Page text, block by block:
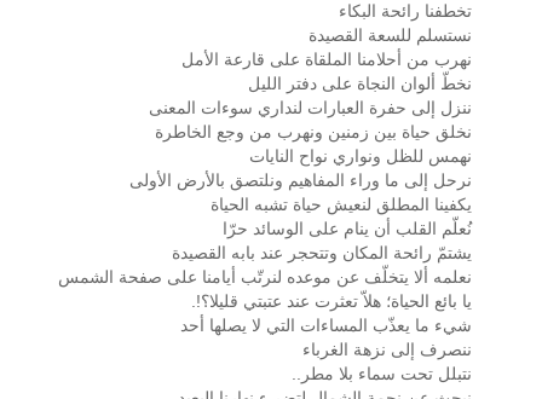
تخطفنا رائحة البكاء
نستسلم للسعة القصيدة
نهرب من أحلامنا الملقاة على قارعة الأمل
نخطّ ألوان النجاة على دفتر الليل
ننزل إلى حفرة العبارات لنداري سوءات المعنى
نخلق حياة بين زمنين ونهرب من وجع الخاطرة
نهمس للظل ونواري نواح النايات
نرحل إلى ما وراء المفاهيم ونلتصق بالأرض الأولى
يكفينا المطلق لنعيش حياة تشبه الحياة
نُعلّم القلب أن ينام على الوسائد حرّا
يشتمّ رائحة المكان وتتحجر عند بابه القصيدة
نعلمه ألا يتخلّف عن موعده لنرتّب أيامنا على صفحة الشمس
يا بائع الحياة؛ هلاّ تعثرت عند عتبتي قليلا؟!.
شيء ما يعذّب المساءات التي لا يصلها أحد
ننصرف إلى نزهة الغرباء
نتبلل تحت سماء بلا مطر..